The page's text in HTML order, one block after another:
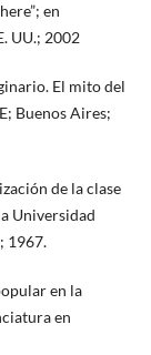
en
UU.; 2002
El mito del
Buenos Aires;
de la clase
Universidad
1967.
en la
en